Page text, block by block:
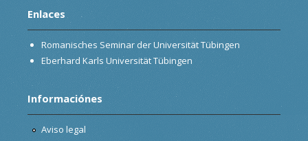
Enlaces
Romanisches Seminar der Universität Tübingen
Eberhard Karls Universität Tübingen
Informaciónes
Aviso legal